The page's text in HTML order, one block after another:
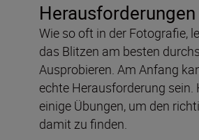
Wie so oft in der Fotografie,
das Blitzen am besten durchs
Ausprobieren. Am Anfang
echte Herausforderung sein.
einige Übungen, um den
damit zu finden.